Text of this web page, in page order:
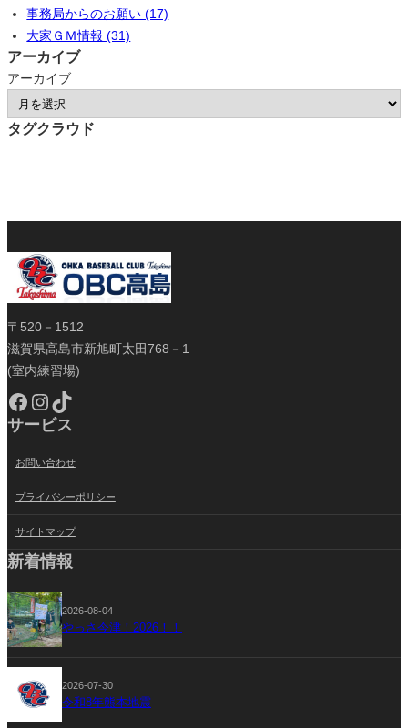
事務局からのお願い (17)
大家ＧＭ情報 (31)
アーカイブ
アーカイブ
タグクラウド
〒520－1512
滋賀県高島市新旭町太田768－1
(室内練習場)
Facebook Instagram TikTok
サービス
お問い合わせ
プライバシーポリシー
サイトマップ
新着情報
2026-08-04
やっさ今津！2026！！
2026-07-30
令和8年熊本地震